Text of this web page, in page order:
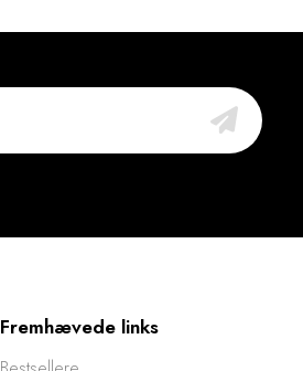
Fremhævede links